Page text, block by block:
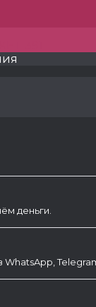
деньги.